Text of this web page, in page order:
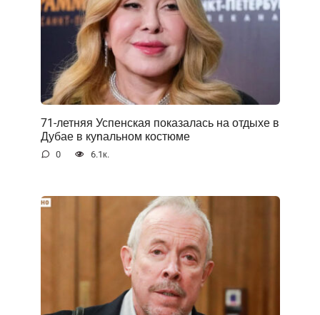
71-летняя Успенская показалась на отдыхе в
Дубае в куnальном костюме
0 6.1к.